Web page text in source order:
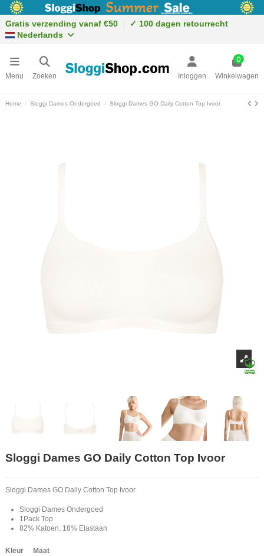
Gratis verzending vanaf €50
✓ 100 dagen retourrecht
Nederlands
Menu Zoeken Inloggen
0
Winkelwagen
Home Sloggi Dames Ondergoed Sloggi Dames GO Daily Cotton Top Ivoor
Sloggi Dames GO Daily Cotton Top Ivoor
Sloggi Dames GO Daily Cotton Top Ivoor
Sloggi Dames Ondergoed
1Pack Top
82% Katoen, 18% Elastaan
Kleur
Maat